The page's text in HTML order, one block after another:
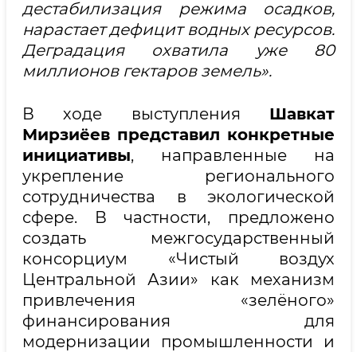
дестабилизация режима осадков,
нарастает дефицит водных ресурсов.
Деградация охватила уже 80
миллионов гектаров земель».
В ходе выступления Шавкат
Мирзиёев представил конкретные
инициативы, направленные на
укрепление регионального
сотрудничества в экологической
сфере. В частности, предложено
создать межгосударственный
консорциум «Чистый воздух
Центральной Азии» как механизм
привлечения «зелёного»
финансирования для
модернизации промышленности и